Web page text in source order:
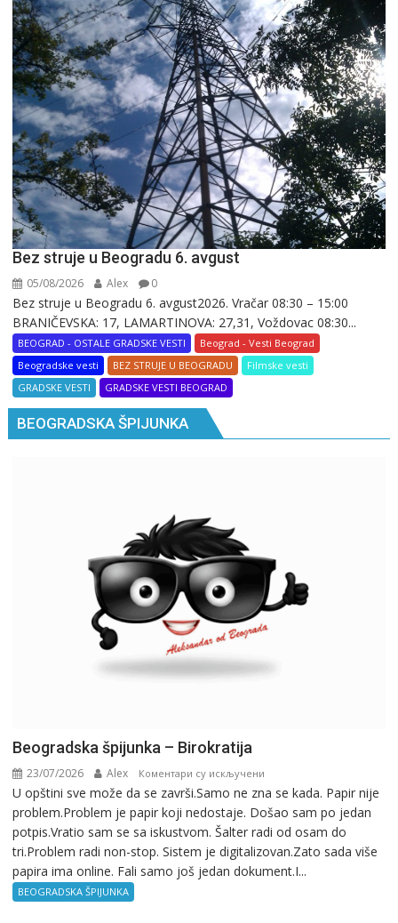
Bez struje u Beogradu 6. avgust
05/08/2026 Alex 0
Bez struje u Beogradu 6. avgust2026. Vračar 08:30 – 15:00
BRANIČEVSKA: 17, LAMARTINOVA: 27,31, Voždovac 08:30...
BEOGRAD - OSTALE GRADSKE VESTI
Beograd - Vesti Beograd
Beogradske vesti
BEZ STRUJE U BEOGRADU
Filmske vesti
GRADSKE VESTI
GRADSKE VESTI BEOGRAD
BEOGRADSKA ŠPIJUNKA
Beogradska špijunka – Birokratija
23/07/2026 Alex Коментари су искључени
Beogradska
špijunka
–
Birokratija
U opštini sve može da se završi.Samo ne zna se kada. Papir nije
problem.Problem je papir koji nedostaje. Došao sam po jedan
potpis.Vratio sam se sa iskustvom. Šalter radi od osam do
tri.Problem radi non-stop. Sistem je digitalizovan.Zato sada više
papira ima online. Fali samo još jedan dokument.I...
BEOGRADSKA ŠPIJUNKA